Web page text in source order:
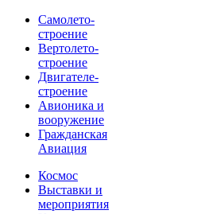
Самолето-
строение
Вертолето-
строение
Двигателе-
строение
Авионика и
вооружение
Гражданская
Авиация
Космос
Выставки и
мероприятия